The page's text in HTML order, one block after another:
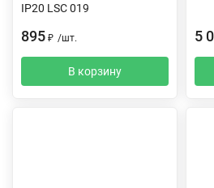
IP20 LSC 019
895 ₽ /шт.
В корзину
5